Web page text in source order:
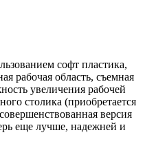
софт пластика,
рабочая область, съемная
увеличения рабочей
столика (приобретается
версия
еще лучше, надежней и